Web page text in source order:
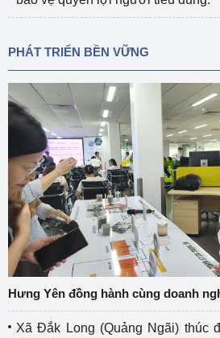
PHÁT TRIỂN BỀN VỮNG
Hưng Yên đồng hành cùng doanh
Xã Đắk Long (Quảng Ngãi) thúc